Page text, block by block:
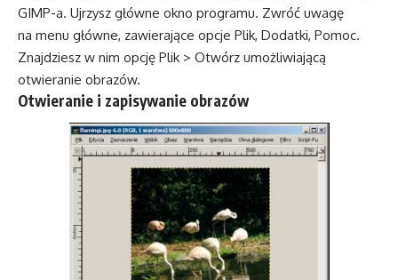
GIMP-a. Ujrzysz główne okno programu. Zwróć uwagę
na menu główne, zawierające opcje Plik, Dodatki, Pomoc.
Znajdziesz w nim opcję Plik > Otwórz umożliwiającą
otwieranie obrazów.
Otwieranie i zapisywanie obrazów